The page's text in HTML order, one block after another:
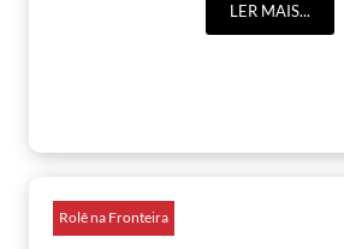
LER MAIS...
Rolê na Fronteira